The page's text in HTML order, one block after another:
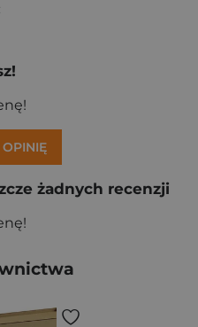
żadnych recenzji